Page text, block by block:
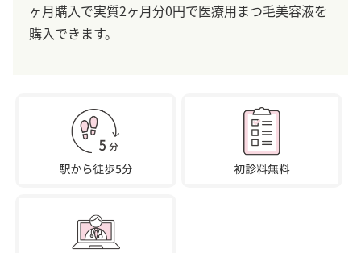
ヶ月購入で実質2ヶ月分0円で医療用まつ毛美容液を
購入できます。